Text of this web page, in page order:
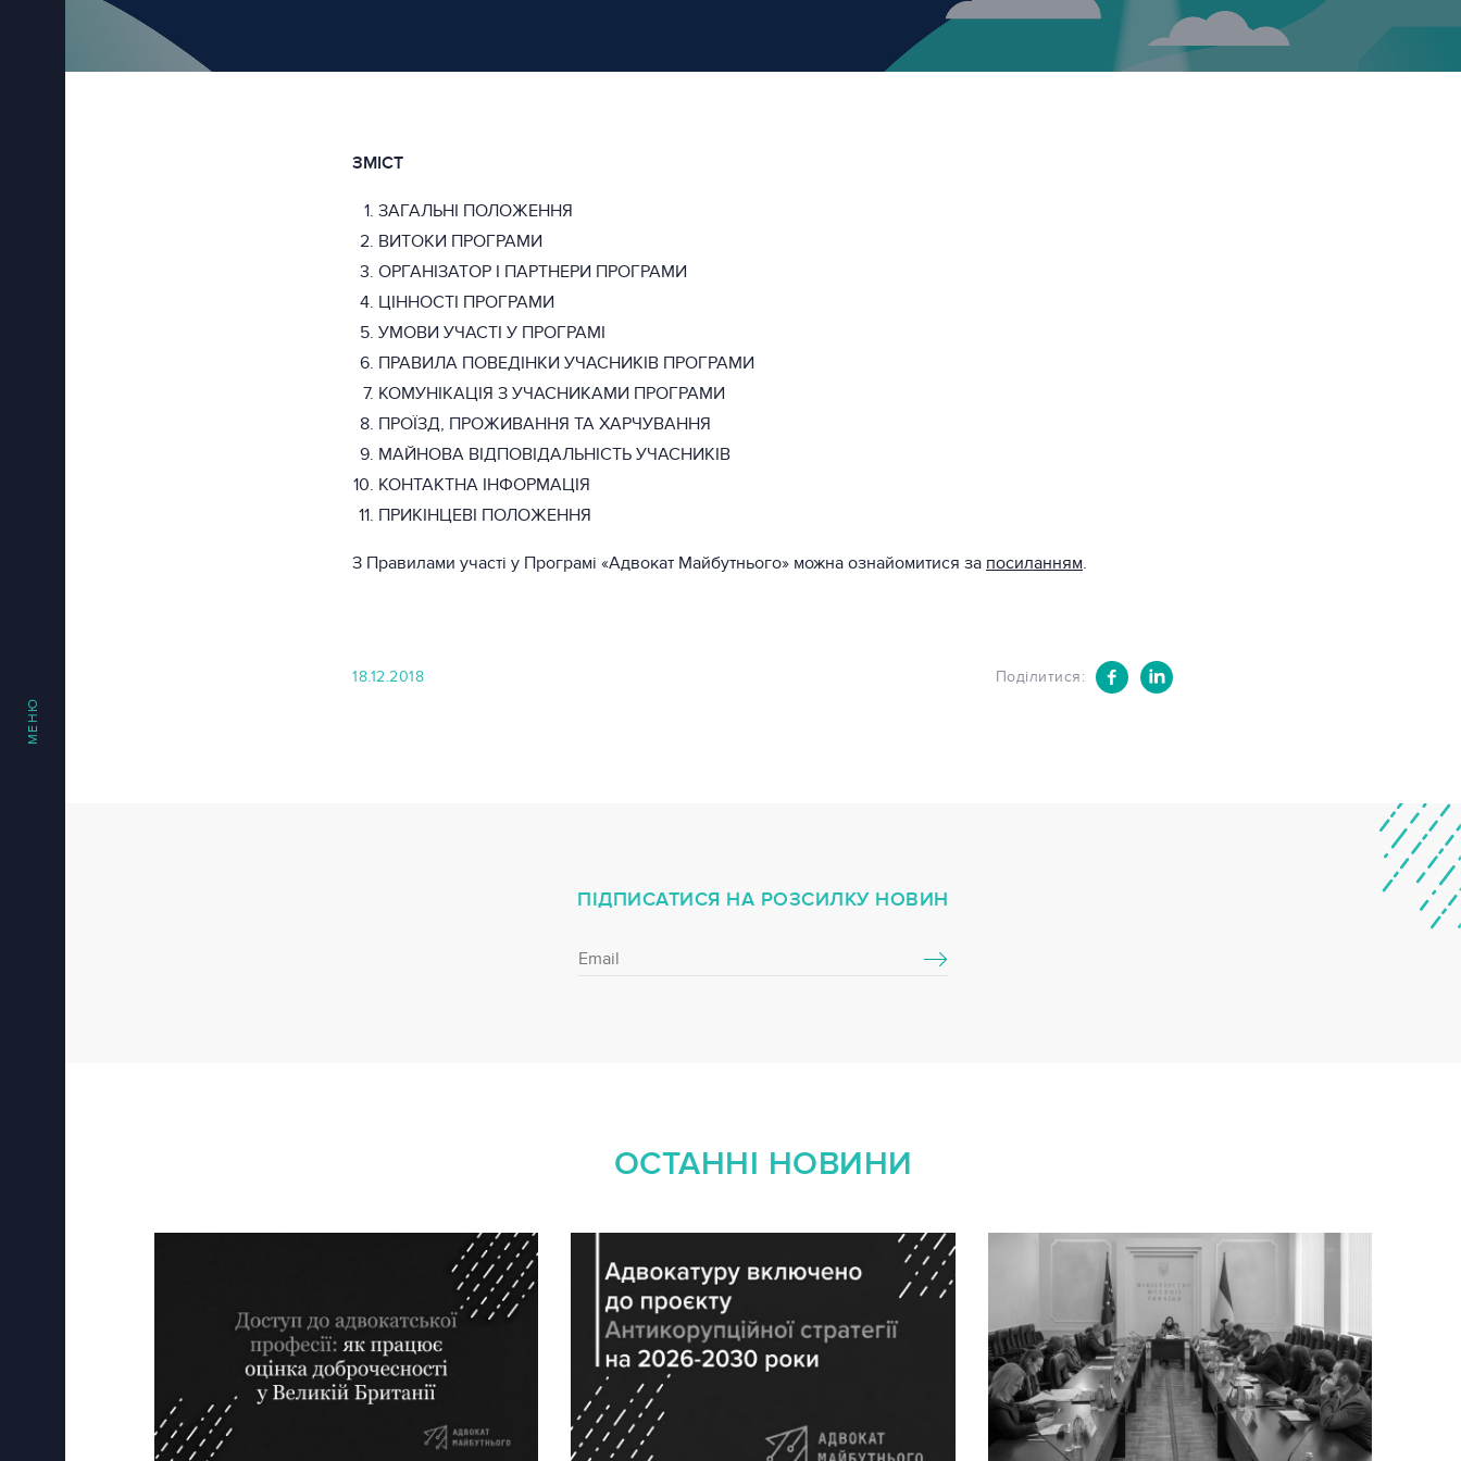
МЕНЮ
ЗМІСТ
ЗАГАЛЬНІ ПОЛОЖЕННЯ
ВИТОКИ ПРОГРАМИ
ОРГАНІЗАТОР І ПАРТНЕРИ ПРОГРАМИ
ЦІННОСТІ ПРОГРАМИ
УМОВИ УЧАСТІ У ПРОГРАМІ
ПРАВИЛА ПОВЕДІНКИ УЧАСНИКІВ ПРОГРАМИ
КОМУНІКАЦІЯ З УЧАСНИКАМИ ПРОГРАМИ
ПРОЇЗД, ПРОЖИВАННЯ ТА ХАРЧУВАННЯ
МАЙНОВА ВІДПОВІДАЛЬНІСТЬ УЧАСНИКІВ
КОНТАКТНА ІНФОРМАЦІЯ
ПРИКІНЦЕВІ ПОЛОЖЕННЯ
З Правилами участі у Програмі «Адвокат Майбутнього» можна ознайомитися за посиланням.
18.12.2018 Поділитися:
ПІДПИСАТИСЯ НА РОЗСИЛКУ НОВИН
ОСТАННІ НОВИНИ